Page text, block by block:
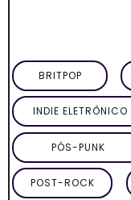
BRITPOP
INDIE ELETRÔNICO
PÓS-PUNK
POST-ROCK